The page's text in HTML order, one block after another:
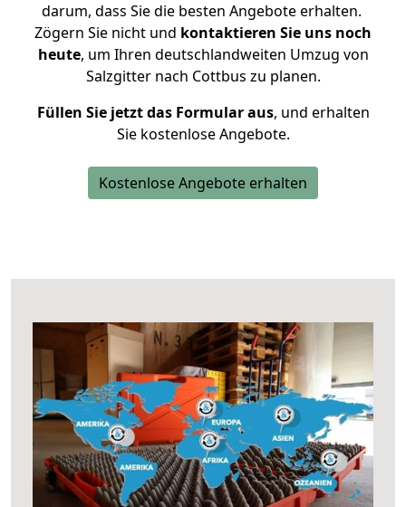
darum, dass Sie die besten Angebote erhalten.
Zögern Sie nicht und kontaktieren Sie uns noch
heute, um Ihren deutschlandweiten Umzug von
Salzgitter nach Cottbus zu planen.
Füllen Sie jetzt das Formular aus, und erhalten
Sie kostenlose Angebote.
Kostenlose Angebote erhalten